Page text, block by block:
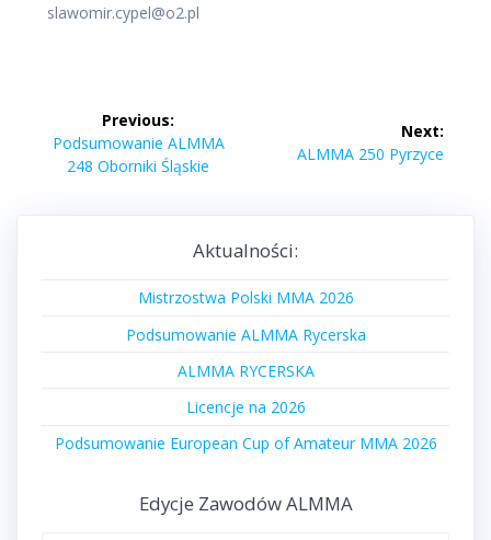
slawomir.cypel@o2.pl
Nawigacja
wpisu
Previous:
Previous
post:
Podsumowanie ALMMA
248 Oborniki Śląskie
Next:
Next
ALMMA 250 Pyrzyce
Aktualności:
Mistrzostwa Polski MMA 2026
Podsumowanie ALMMA Rycerska
ALMMA RYCERSKA
Licencje na 2026
Podsumowanie European Cup of Amateur MMA 2026
Edycje Zawodów ALMMA